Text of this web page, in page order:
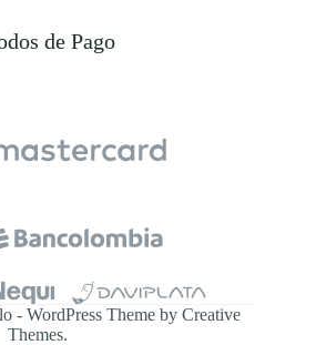
de Pago
- WordPress Theme by Creative
Themes.